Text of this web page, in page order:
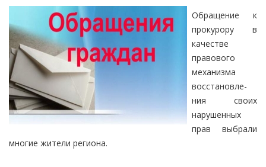
Обращение к
прокурору в
качестве
правового
меха­низма
восстановле­
ния своих
нарушенных
прав вы­брали
многие жи­тели региона.